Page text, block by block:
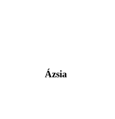
Ázsia